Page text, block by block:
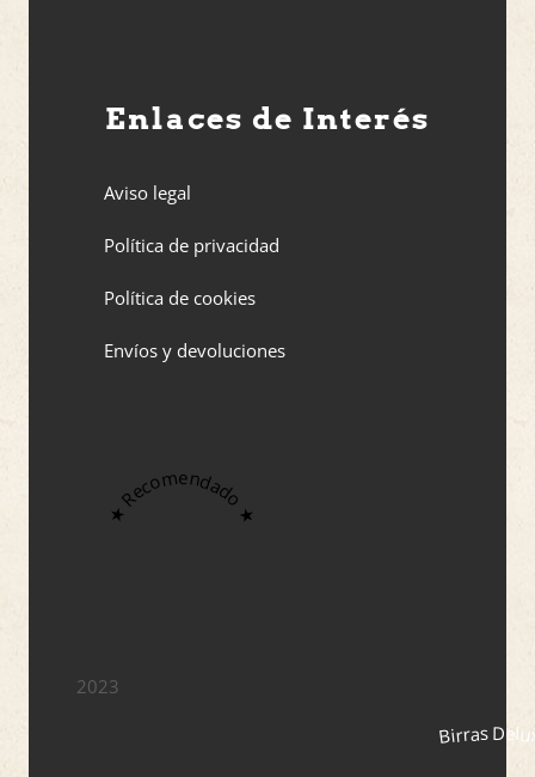
Enlaces de Interés
Aviso legal
Política de privacidad
Política de cookies
Envíos y devoluciones
★ Recomendado ★
2023
Birras